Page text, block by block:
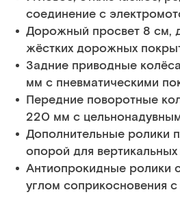
соединение с
Дорожный просвет 8 см,
жёстких дорожных
Задние приводные
мм с пневматическими
Передние поворотные
220 мм с
Дополнительные ролики
опорой для
Антиопрокидные ролики
углом соприкосновения